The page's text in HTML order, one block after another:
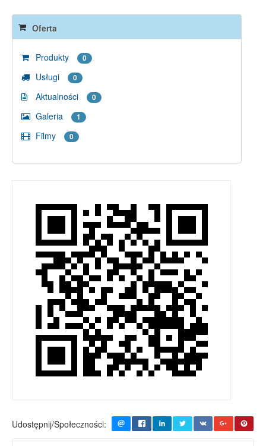
Oferta
Produkty 0
Usługi 0
Aktualności 0
Galeria 1
Filmy 0
Udostępnij/Społeczności: